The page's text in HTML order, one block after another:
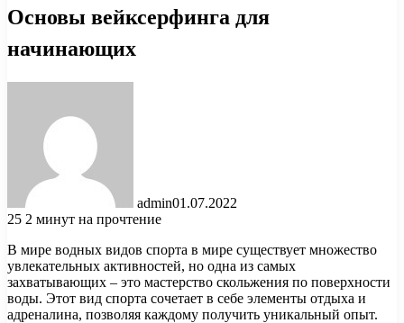
Основы вейксерфинга для
начинающих
admin01.07.2022
25 2 минут на прочтение
В мире водных видов спорта в мире существует множество
увлекательных активностей, но одна из самых
захватывающих – это мастерство скольжения по поверхности
воды. Этот вид спорта сочетает в себе элементы отдыха и
адреналина, позволяя каждому получить уникальный опыт.